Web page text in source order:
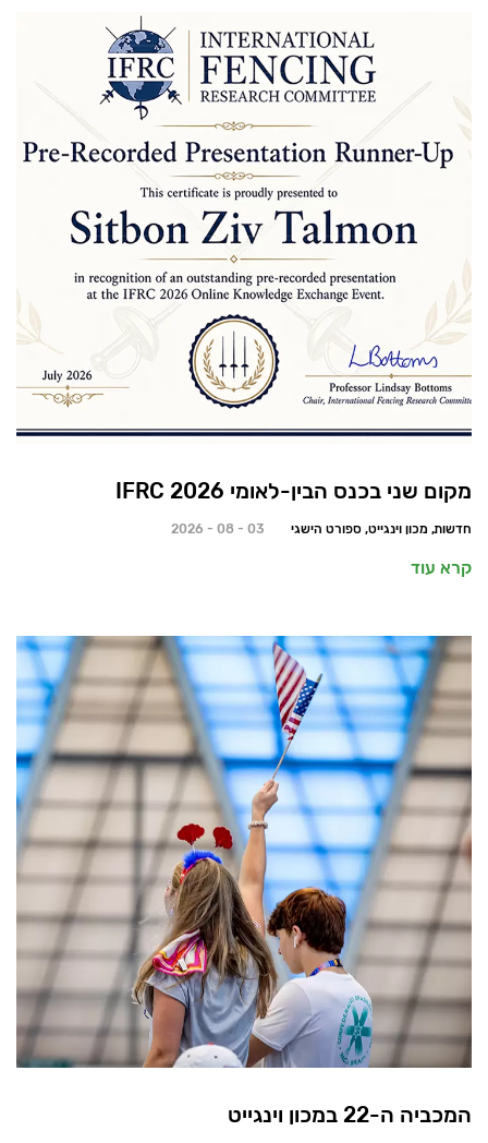
מקום שני בכנס הבין-לאומי 2026 IFRC
חדשות, מכון וינגייט, ספורט הישגי 03 - 08 - 2026
קרא עוד
המכביה ה-22 במכון וינגייט